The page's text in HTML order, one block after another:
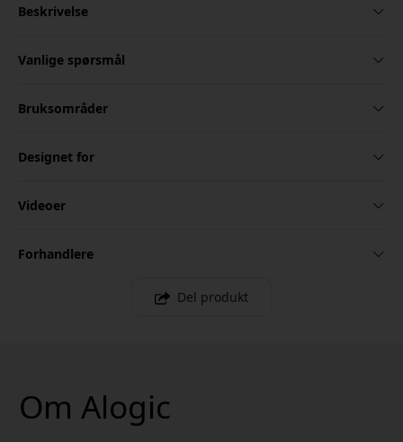
Beskrivelse
Vanlige spørsmål
Bruksområder
Designet for
Videoer
Forhandlere
Del produkt
Om Alogic